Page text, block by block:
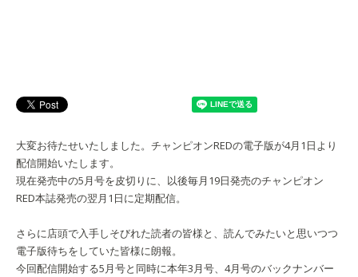
大変お待たせいたしました。チャンピオンREDの電子版が4月1日より
配信開始いたします。
現在発売中の5月号を皮切りに、以後毎月19日発売のチャンピオン
RED本誌発売の翌月1日に定期配信。
さらに店頭で入手しそびれた読者の皆様と、読んでみたいと思いつつ
電子版待ちをしていた皆様に朗報。
今回配信開始する5月号と同時に本年3月号、4月号のバックナンバー